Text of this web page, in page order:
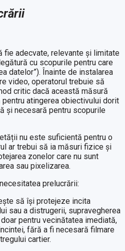
fie adecvate, relevante și limitate
cu scopurile pentru care
datelor”). Înainte de instalarea
video, operatorul trebuie să
critic dacă această măsură
atingerea obiectivului dorit
și necesară pentru scopurile
nu este suficientă pentru o
ar trebui să ia măsuri fizice și
zonelor care nu sunt
sau pixelizarea.
prelucrării:
să își protejeze incita
sau a distrugerii, supravegherea
pentru vecinătatea imediată,
fără a fi necesară filmare
cartier.